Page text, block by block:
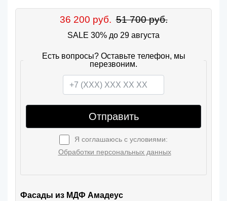
36 200 руб. 51 700 руб.
SALE 30% до 29 августа
Есть вопросы? Оставьте телефон, мы
перезвоним.
Отправить
Я соглашаюсь с условиями:
Обработки персональных данных
Фасады из МДФ Амадеус